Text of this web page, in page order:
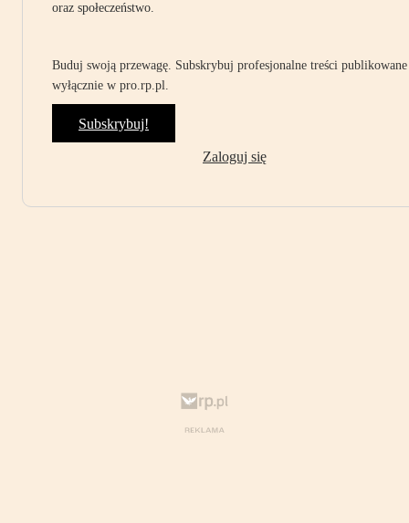
oraz społeczeństwo.
Buduj swoją przewagę. Subskrybuj profesjonalne treści publikowane
wyłącznie w pro.rp.pl.
Subskrybuj!
Zaloguj się